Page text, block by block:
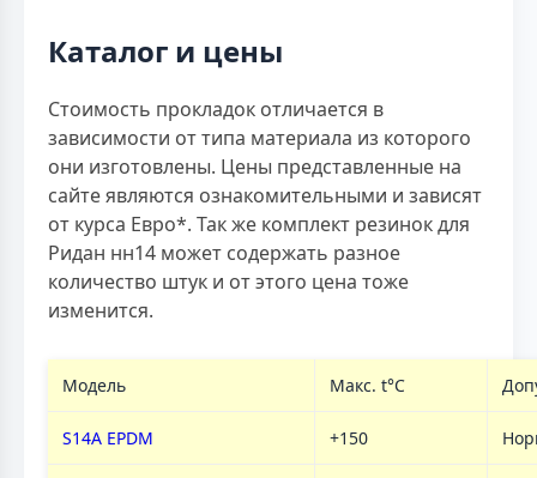
Каталог и цены
Стоимость прокладок отличается в
зависимости от типа материала из которого
они изготовлены. Цены представленные на
сайте являются ознакомительными и зависят
от курса Евро*. Так же комплект резинок для
Ридан нн14 может содержать разное
количество штук и от этого цена тоже
изменится.
Модель Макс. t°C
S14A EPDM +150